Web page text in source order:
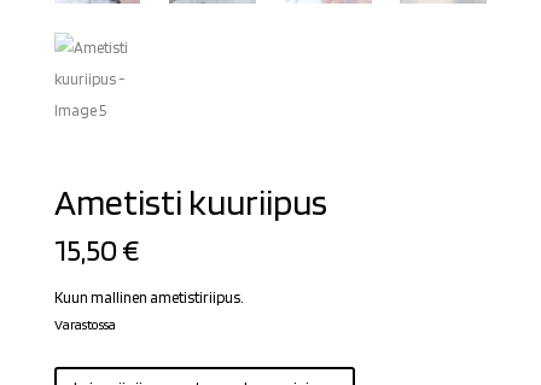
Ametisti kuuriipus
15,50€
Kuun mallinen ametistiriipus.
Varastossa